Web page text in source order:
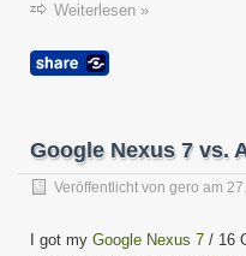
Weiterlesen »
Google Nexus 7 vs.
Veröffentlicht von gero am
I got my Google Nexus 7 / 16